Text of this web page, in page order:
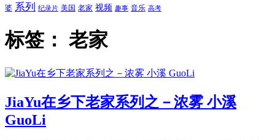
婆 系列 纪录片 美国 老家 视频 趣事 音乐 高考
标签： 老家
JiaYu在乡下老家系列之－浓雾 小溪
GuoLi